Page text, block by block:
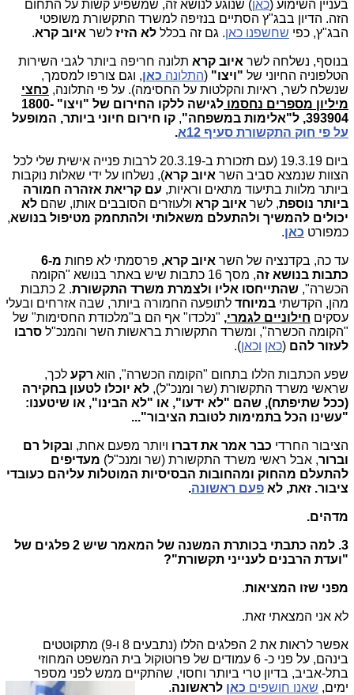
בעניין השימוע (כאן) שנוגע לנושא זה, שמשפיע קשות על התחום
הזה. הדיון בבג"ץ הסתיים בנזיפה למשרד התקשורת משופטי
הבג"ץ, כפי שחשפנו כאן. גם זה בכלל לא הזיז לשר איוב קרא.
בנוסף, נשלחה לשר איוב קרא תלונה חריפה ביותר לגבי השירות
הטלפוניה החיוני של "ויצו" (התלונה כאן, וגם צורפו למסמך,
שנשלח לשר, ראיות והקלטות על החסימה). על פי התלונה, כחצי
מיליון מספרים נחסמו לגישה ללקו החירום של "ויצו" 1800-
393904, ל"אלימות במשפחה"
, קו חירום חיוני ביותר, המופעל
על פי חוק התקשורת סעיף 12א .
ביום 19.3.19 (עם תזכורת ב-20.3.19 לרבות פנייה אישית שלי לכל
הצוות שנמצא סביב השר איוב קרא), נשלחו על ידי שאלות נוקבות
ביותר מלוות בתיעוד מתאים וראיות, עם קריאת אזהרה חמורה
ביותר נוספת, לשר איוב קרא ולעוזרים הסובבים אותו, שהם לא
יכולים להמשיך ולהתעלם משאלותי ולהתחמק מטיפול בנושא,
כמפורט כאן.
עד כה, בקדנציה של השר איוב קרא, פרסמתי לא פחות
מ-6
כתבות בנושא זה
, מסך 16 כתבות שיש באתר בנושא "הקומה
הכשרה", שהתייחסו אליו ולצמרת משרד התקשורת
. 2 כתבות
מהן, הקדשתי במיוחד לתופעה החמורה ביותר, שבה אזרחים ובעלי
עסקים חילוניים לגמרי, "נלכדו" אף הם ב"מלכודת החסימות" של
"הקומה הכשרה", ומשרד התקשורת בראשות השר והמנכ"ל סרבו
לעזור להם (כאן וכאן).
שפע הכתבות הללו בתחום "הקומה הכשרה", הוא רקע לכך,
שראשי משרד התקשורת (שר ומנכ"ל), לא יוכלו לטעון בחקירה
(ככל שתיפתח), שהם "לא ידעו", או "לא הבינו", או שיטענו:
"עשינו הכל בתמימות לטובת הציבור"...
הציבור החרדי כבר אמר את דברו ויותר מפעם אחת, ובקול רם
וברור, אבל ראשי משרד התקשורת (שר ומנכ"ל) מעדיפים
להתעלם מהחוק ומהחובות הבסיסיות המוטלות עליהם כעובדי
ציבור. זאת, לא פעם ראשונה.
מדהים.
3. למה כתבתי בכותרת המשנה של המאמר שיש 2 פלגים של
"ועדת הרבנים לענייני תקשורת"?
מפני שזו המציאות.
לא אני המצאתי זאת.
אפשר לראות את 2 הפלגים הללו (נתבעים 8 ו-9) מתקוטטים
בינהם, על פני כ- 6 עמודים של פרוטוקול בית המשפט המחוזי
בתל-אביב, בדיון טרי ביותר וחסוי, שהתקיים ממש לפני מספר
ימים, שאנו חושפים כאן לראשונה.